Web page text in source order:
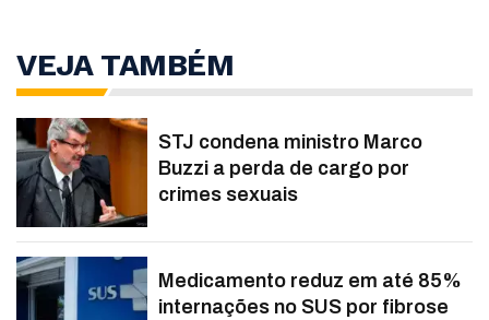
VEJA TAMBÉM
STJ condena ministro Marco
Buzzi a perda de cargo por
crimes sexuais
Medicamento reduz em até 85%
internações no SUS por fibrose